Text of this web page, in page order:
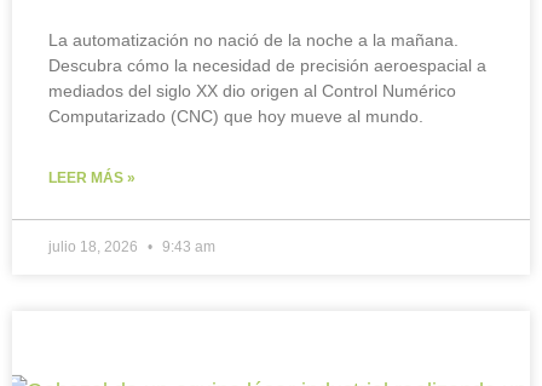
La automatización no nació de la noche a la mañana.
Descubra cómo la necesidad de precisión aeroespacial a
mediados del siglo XX dio origen al Control Numérico
Computarizado (CNC) que hoy mueve al mundo.
LEER MÁS »
julio 18, 2026 9:43 am